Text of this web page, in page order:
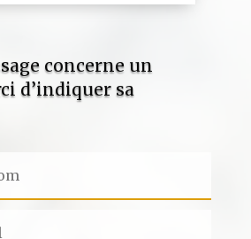
concerne un
d’indiquer sa